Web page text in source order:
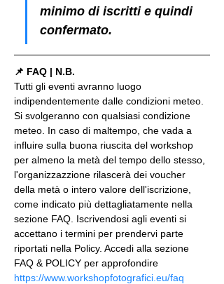
minimo di iscritti e quindi
confermato.
📌 FAQ | N.B.
Tutti gli eventi avranno luogo
indipendentemente dalle condizioni meteo.
Si svolgeranno con qualsiasi condizione
meteo. In caso di maltempo, che vada a
influire sulla buona riuscita del workshop
per almeno la metà del tempo dello stesso,
l'organizzazzione rilascerà dei voucher
della metà o intero valore dell'iscrizione,
come indicato più dettagliatamente nella
sezione FAQ. Iscrivendosi agli eventi si
accettano i termini per prendervi parte
riportati nella Policy. Accedi alla sezione
FAQ & POLICY per approfondire
https://www.workshopfotografici.eu/faq